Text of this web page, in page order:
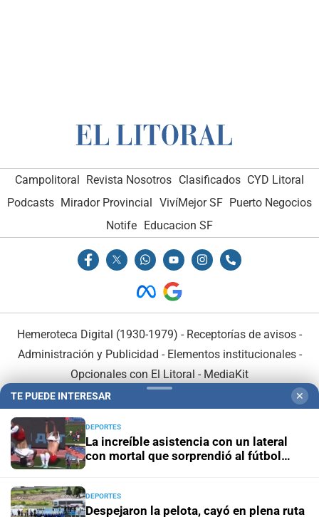
Campolitoral Revista Nosotros Clasificados CYD Litoral
Podcasts Mirador Provincial VivíMejor SF Puerto Negocios
Notife Educacion SF
Hemeroteca Digital (1930-1979) - Receptorías de avisos -
Administración y Publicidad - Elementos institucionales-
Opcionales con El Litoral - MediaKit
En Asociación con:
TE PUEDE INTERESAR ✕
DEPORTES
La increíble asistencia con un lateral
con mortal que sorprendió al fútbol
DEPORTES
Despejaron la pelota, cayó en plena ruta